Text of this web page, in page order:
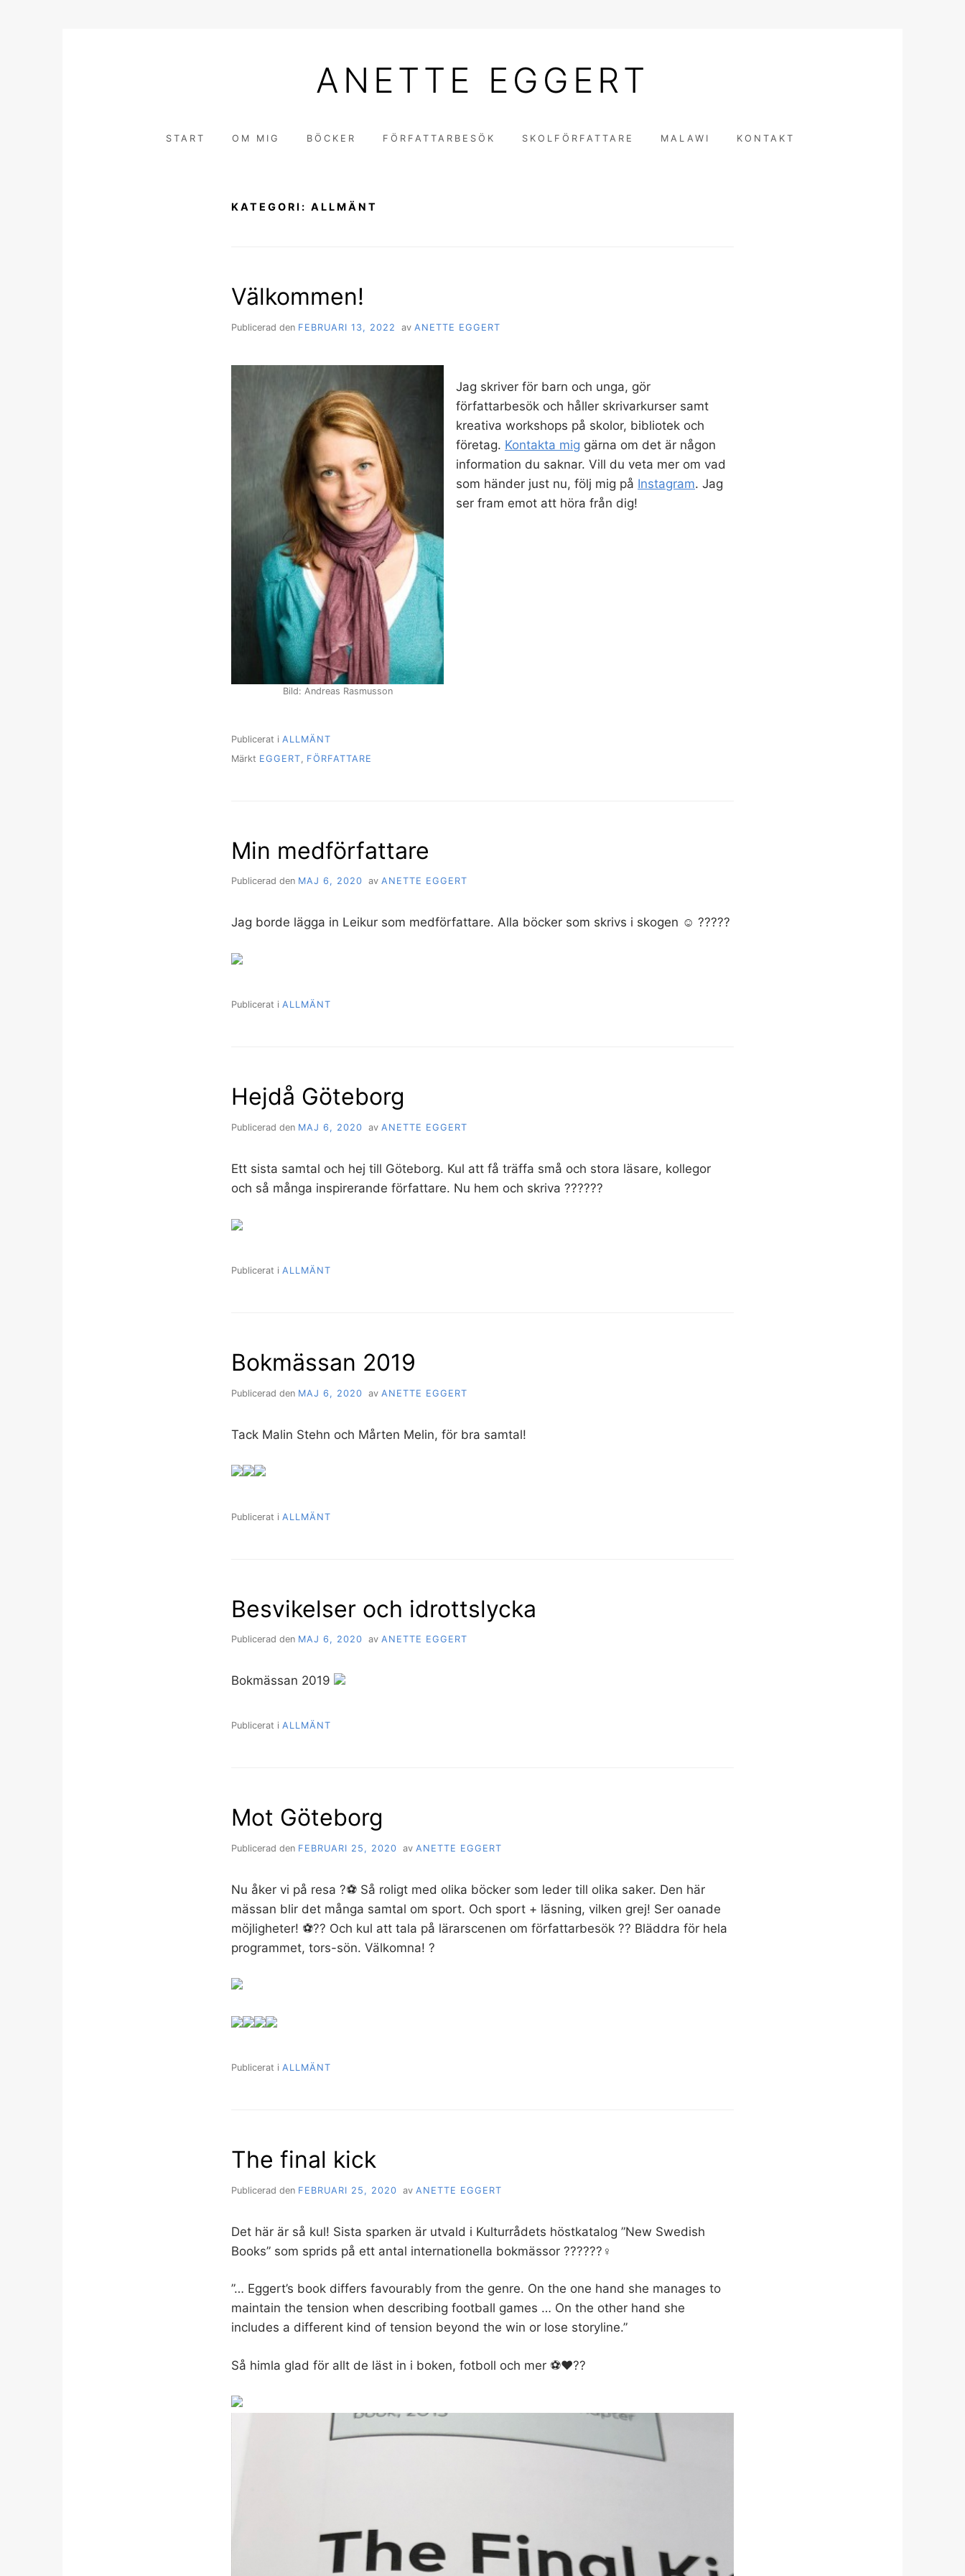
ANETTE EGGERT
START OM MIG BÖCKER FÖRFATTARBESÖK SKOLFÖRFATTARE MALAWI KONTAKT
KATEGORI: ALLMÄNT
Välkommen!
Publicerad den FEBRUARI 13, 2022 av ANETTE EGGERT
Bild: Andreas Rasmusson
Jag skriver för barn och unga, gör
författarbesök och håller skrivarkurser samt
kreativa workshops på skolor, bibliotek och
företag. Kontakta mig gärna om det är någon
information du saknar. Vill du veta mer om vad
som händer just nu, följ mig på Instagram. Jag
ser fram emot att höra från dig!
Publicerat i ALLMÄNT
Märkt EGGERT FÖRFATTARE
Min medförfattare
Publicerad den MAJ 6, 2020 av ANETTE EGGERT
Jag borde lägga in Leikur som medförfattare. Alla böcker som skrivs i skogen ☺️ ?????
Publicerat i ALLMÄNT
Hejdå Göteborg
Publicerad den MAJ 6, 2020 av ANETTE EGGERT
Ett sista samtal och hej till Göteborg. Kul att få träffa små och stora läsare, kollegor
och så många inspirerande författare. Nu hem och skriva ??????
Publicerat i ALLMÄNT
Bokmässan 2019
Publicerad den MAJ 6, 2020 av ANETTE EGGERT
Tack Malin Stehn och Mårten Melin, för bra samtal!
Publicerat i ALLMÄNT
Besvikelser och idrottslycka
Publicerad den MAJ 6, 2020 av ANETTE EGGERT
Bokmässan 2019
Publicerat i ALLMÄNT
Mot Göteborg
Publicerad den FEBRUARI 25, 2020 av ANETTE EGGERT
Nu åker vi på resa ?⚽️ Så roligt med olika böcker som leder till olika saker. Den här
mässan blir det många samtal om sport. Och sport + läsning, vilken grej! Ser oanade
möjligheter! ⚽️?? Och kul att tala på lärarscenen om författarbesök ?? Bläddra för hela
programmet, tors-sön. Välkomna! ?
Publicerat i ALLMÄNT
The final kick
Publicerad den FEBRUARI 25, 2020 av ANETTE EGGERT
Det här är så kul! Sista sparken är utvald i Kulturrådets höstkatalog ”New Swedish
Books” som sprids på ett antal internationella bokmässor ??????‍♀️
”… Eggert’s book differs favourably from the genre. On the one hand she manages to
maintain the tension when describing football games … On the other hand she
includes a different kind of tension beyond the win or lose storyline.”
Så himla glad för allt de läst in i boken, fotboll och mer ⚽️❤️??